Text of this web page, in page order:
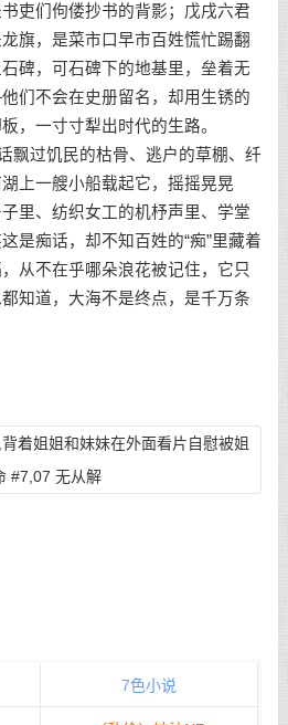
吏们佝偻抄书的背影；戊戌六君
旗，是菜市口早市百姓慌忙踢翻
碑，可石碑下的地基里，垒着无
们不会在史册留名，却用生锈的
，一寸寸犁出时代的生路。
飘过饥民的枯骨、逃户的草棚、纤
上一艘小船载起它，摇摇晃晃
里、纺织女工的机杼声里、学堂
是痴话，却不知百姓的“痴”里藏着
从不在乎哪朵浪花被记住，它只
知道，大海不是终点，是千万条
着姐姐和妹妹在外面看片自慰被姐
的姐姐和妹妹将男主绑回床上榨干
#7,07 无从解
7色小说